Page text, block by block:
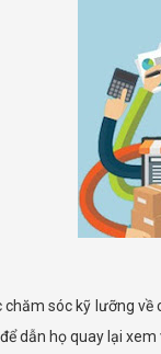
sóc kỹ lưỡng
dẫn họ quay lại